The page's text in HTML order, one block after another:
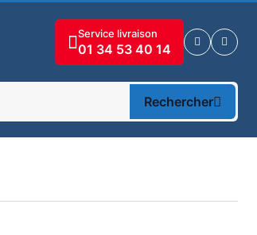
Service livraison
01 34 53 40 14
Rechercher